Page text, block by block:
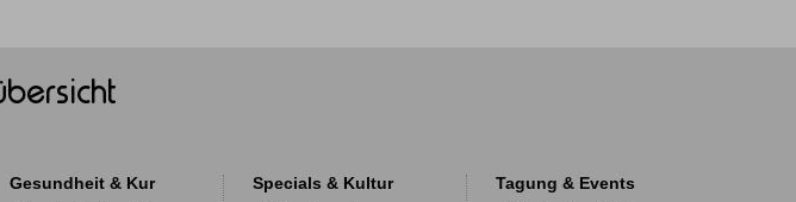
Gesundheit & Kur
Specials & Kultur
Tagung & Events